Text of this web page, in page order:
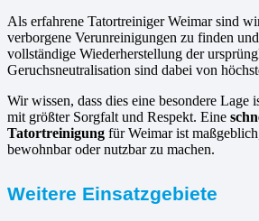
Als erfahrene Tatortreiniger Weimar sind
verborgene Verunreinigungen zu finden
vollständige Wiederherstellung der
Geruchsneutralisation sind dabei von
Wir wissen, dass dies eine besondere Lage
mit größter Sorgfalt und Respekt. Eine
Tatortreinigung für Weimar ist
bewohnbar oder nutzbar zu machen.
Weitere Einsatzgebiete